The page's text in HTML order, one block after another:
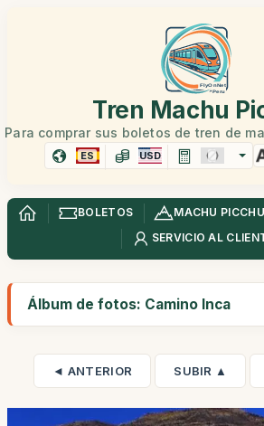
Tren Machu
Para comprar sus boletos de tren de
ES USD
BOLETOS MACHU PICCHU
SERVICIO AL
Álbum de fotos: Camino Inca
◄ ANTERIOR SUBIR ▲